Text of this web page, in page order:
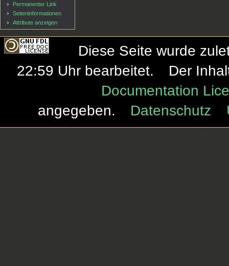
Permanenter Link
Seiten­informationen
Attribute anzeigen
Diese Seite wurde
22:59 Uhr bearbeitet.
Der
Documentation
angegeben.
Datenschutz